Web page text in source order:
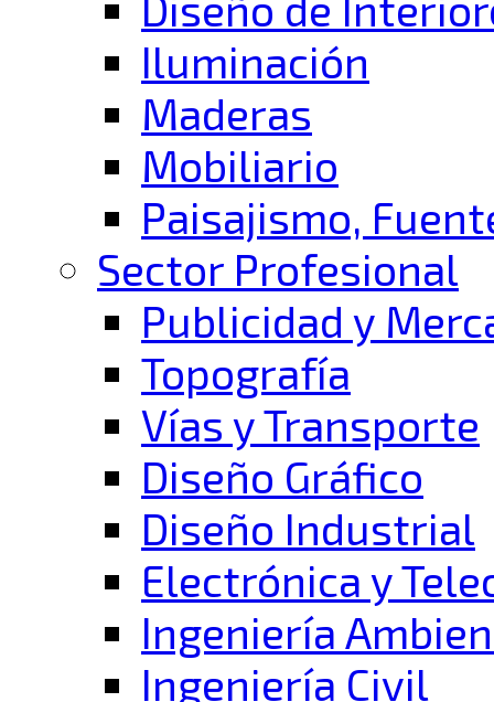
Iluminación
Maderas
Mobiliario
Paisajismo,
Sector Profesional
Publicidad y
Topografía
Vías y Transporte
Diseño Gráfico
Diseño Industrial
Electrónica y
Ingeniería
Ingeniería Civil